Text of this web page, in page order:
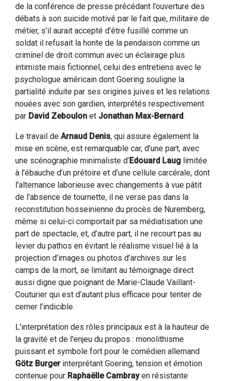
de la conférence de presse précédant l’ouverture des
débats à son suicide motivé par le fait que, militaire de
métier, s’il aurait accepté d’être fusillé comme un
soldat il refusait la honte de la pendaison comme un
criminel de droit commun avec un éclairage plus
intimiste mais fictionnel, celui des entretiens avec le
psychologue américain dont Goering souligne la
partialité induite par ses origines juives et les relations
nouées avec son gardien, interprétés respectivement
par David Zeboulon et Jonathan Max-Bernard.
Le travail de Arnaud Denis, qui assure également la
mise en scène, est remarquable car, d’une part, avec
une scénographie minimaliste d’Edouard Laug limitée
à l’ébauche d’un prétoire et d’une cellule carcérale, dont
l'alternance laborieuse avec changements à vue pâtit
de l'absence de tournette, il ne verse pas dans la
reconstitution hosseinienne du procès de Nuremberg,
même si celui-ci comportait par sa médiatisation une
part de spectacle, et, d’autre part, il ne recourt pas au
levier du pathos en évitant le réalisme visuel lié à la
projection d’images ou photos d’archives sur les
camps de la mort, se limitant au témoignage direct
aussi digne que poignant de Marie-Claude Vaillant-
Couturier qui est d’autant plus efficace pour tenter de
cerner l’indicible.
L'interprétation des rôles principaux est à la hauteur de
la gravité et de l'enjeu du propos : monolithisme
puissant et symbole fort pour le comédien allemand
Götz Burgerinterprétant Goering, tension et émotion
contenue pour Raphaëlle Cambrayen résistante